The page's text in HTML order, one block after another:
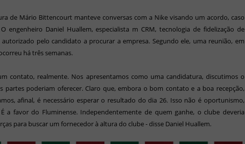
de Mário Bittencourt manteve conversas com a Nike visando um acordo, caso
engenheiro Daniel Huallem, especialista m CRM, tecnologia de fidelização de
autorizado pelo candidato a procurar a empresa. Segundo ele, uma reunião, em
há três semanas.
contato, realmente. Nos apresentamos como uma candidatura, discutimos o
partes poderiam oferecer. Claro que, embora o bom contato e a boa recepção,
afinal, é necessário esperar o resultado do dia 26. Isso não é oportunismo,
a favor do Fluminense. Independentemente de quem ganhe, o clube deveria
para buscar um fornecedor à altura do clube - disse Daniel Huallem.